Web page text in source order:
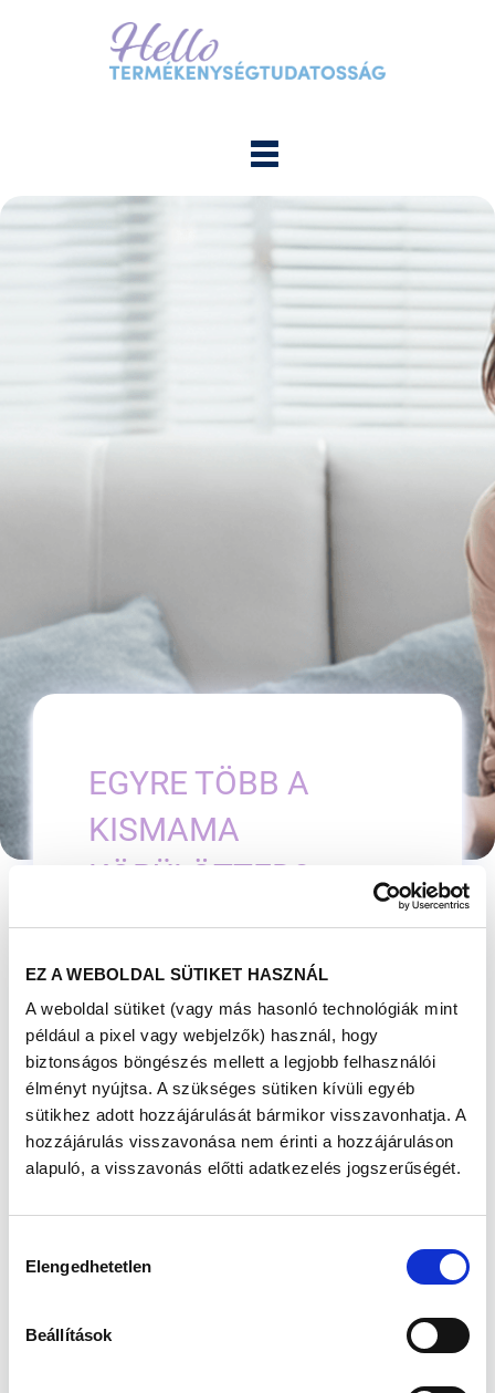
EZ A WEBOLDAL SÜTIKET HASZNÁL
A weboldal sütiket (vagy más hasonló technológiák mint
például a pixel vagy webjelzők) használ, hogy
biztonságos böngészés mellett a legjobb felhasználói
élményt nyújtsa. A szükséges sütiken kívüli egyéb
sütikhez adott hozzájárulását bármikor visszavonhatja. A
hozzájárulás visszavonása nem érinti a hozzájáruláson
alapuló, a visszavonás előtti adatkezelés jogszerűségét.
kiválasztása
Elengedhetetlen
Beállítások
EGYRE TÖBB A
KISMAMA
KÖRÜLÖTTED?
MILYEN ÉRZÉSEKET
HOZ FEL EZ
BENNED?
Megjelent: 2023. augusztus 10
A hosszú évek alatt, míg a babámra vártam,
nagyon sokan körülöttem váltak kismamákká.
Elkezdtem
megfigyelni magam, mi is megy végbe bennem
Ami elsőként csapott meg, az a düh viharos
törni-zúzni támadt kedvem. Ezzel karöltve jött
az irigység és az igazságtalanság érzése, hogy